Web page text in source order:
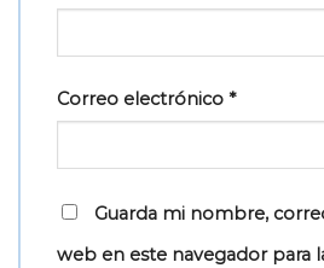
Correo electrónico *
Guarda mi nombre,
web en este navegador para